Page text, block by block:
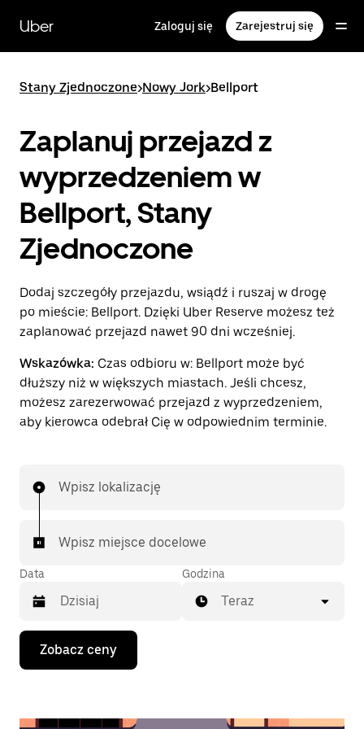
głównej
zawartości
Uber Zaloguj się Zarejestruj się
Stany Zjednoczone>Nowy Jork>Bellport
Zaplanuj przejazd z
wyprzedzeniem w
Bellport, Stany
Zjednoczone
Dodaj szczegóły przejazdu, wsiądź i ruszaj w drogę
po mieście: Bellport. Dzięki Uber Reserve możesz też
zaplanować przejazd nawet 90 dni wcześniej.
Wskazówka: Czas odbioru w: Bellport może być
dłuższy niż w większych miastach. Jeśli chcesz,
możesz zarezerwować przejazd z wyprzedzeniem,
aby kierowca odebrał Cię w odpowiednim terminie.
Wpisz lokalizację
Wpisz miejsce docelowe
Data
Naciśnij
klawisz
strzałki
Godzina
Teraz
Zobacz ceny